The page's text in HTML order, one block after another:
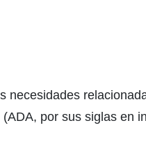
por sus siglas